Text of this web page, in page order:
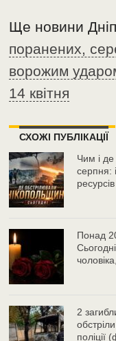
Ще новини
поранених,
ворожим
14 квітня
СХОЖІ ПУБЛІКАЦІЇ
Чим і
серпня:
ресурсів
Понад
2
поліції